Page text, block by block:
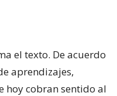
el texto. De acuerdo
aprendizajes,
hoy cobran sentido al